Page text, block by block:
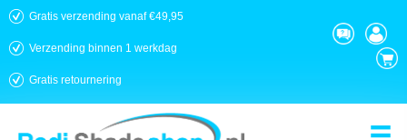
Gratis verzending vanaf €49,95
Verzending binnen 1 werkdag
Gratis retournering